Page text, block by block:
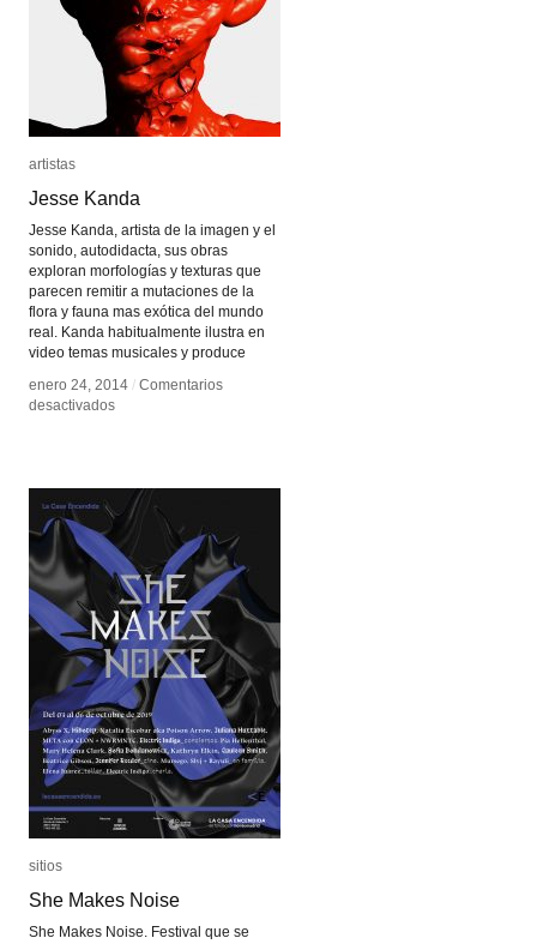
artistas
Jesse Kanda
Jesse Kanda, artista de la imagen y el
sonido, autodidacta, sus obras
exploran morfologías y texturas que
parecen remitir a mutaciones de la
flora y fauna mas exótica del mundo
real. Kanda habitualmente ilustra en
video temas musicales y produce
enero 24, 2014 / Comentarios
desactivadosen
artistas
Jesse Kanda
enero 24, 2014 / Comentarios
desactivadosen
sitios
She Makes Noise
She Makes Noise. Festival que se
sitios
She Makes Noise